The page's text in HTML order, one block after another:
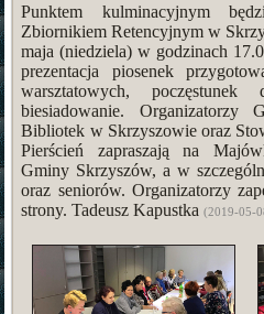
Punktem kulminacyjnym
Zbiornikiem Retencyjnym w
maja (niedziela) w godzinach
prezentacja piosenek
warsztatowych,
biesiadowanie.
Bibliotek w Skrzyszowie oraz
Pierścień zapraszają na
Gminy Skrzyszów, a w
oraz seniorów. Organizatorzy
strony. Tadeusz Kapustka(2019-05-